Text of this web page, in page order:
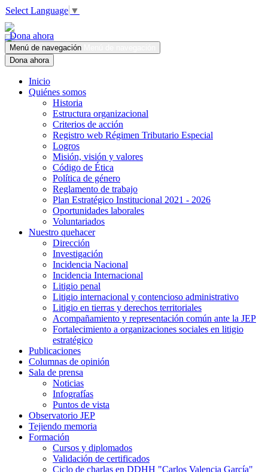
Select Language ▼
Dona ahora
Menú de navegación
Dona ahora
Inicio
Quiénes somos
Historia
Estructura organizacional
Criterios de acción
Registro web Régimen Tributario Especial
Logros
Misión, visión y valores
Código de Ética
Política de género
Reglamento de trabajo
Plan Estratégico Institucional 2021 - 2026
Oportunidades laborales
Voluntariados
Nuestro quehacer
Dirección
Investigación
Incidencia Nacional
Incidencia Internacional
Litigio penal
Litigio internacional y contencioso administrativo
Litigio en tierras y derechos territoriales
Acompañamiento y representación común ante la JEP
Fortalecimiento a organizaciones sociales en litigio
estratégico
Publicaciones
Columnas de opinión
Sala de prensa
Noticias
Infografías
Puntos de vista
Observatorio JEP
Tejiendo memoria
Formación
Cursos y diplomados
Validación de certificados
Ciclo de charlas en DDHH "Carlos Valencia García"